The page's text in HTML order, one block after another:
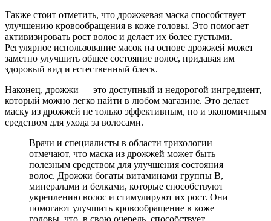
Также стоит отметить, что дрожжевая маска способствует
улучшению кровообращения в коже головы. Это помогает
активизировать рост волос и делает их более густыми.
Регулярное использование масок на основе дрожжей может
заметно улучшить общее состояние волос, придавая им
здоровый вид и естественный блеск.
Наконец, дрожжи — это доступный и недорогой ингредиент,
который можно легко найти в любом магазине. Это делает
маску из дрожжей не только эффективным, но и экономичным
средством для ухода за волосами.
Врачи и специалисты в области трихологии
отмечают, что маска из дрожжей может быть
полезным средством для улучшения состояния
волос. Дрожжи богаты витаминами группы B,
минералами и белками, которые способствуют
укреплению волос и стимулируют их рост. Они
помогают улучшить кровообращение в коже
головы, что, в свою очередь, способствует